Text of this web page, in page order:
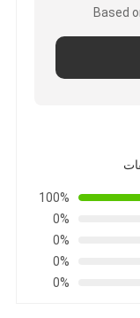
Based
100%
0%
0%
0%
0%